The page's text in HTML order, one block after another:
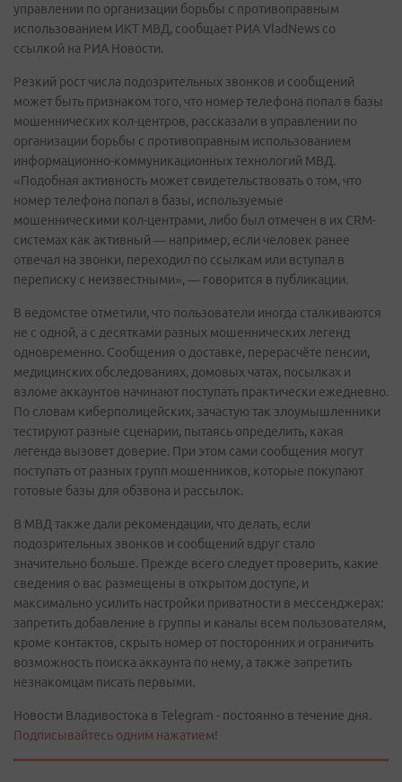
управлении по организации борьбы с противоправным
использованием ИКТ МВД, сообщает РИА VladNews со
ссылкой на РИА Новости.
Резкий рост числа подозрительных звонков и сообщений
может быть признаком того, что номер телефона попал в базы
мошеннических кол-центров, рассказали в управлении по
организации борьбы с противоправным использованием
информационно-коммуникационных технологий МВД.
«Подобная активность может свидетельствовать о том, что
номер телефона попал в базы, используемые
мошенническими кол-центрами, либо был отмечен в их CRM-
системах как активный — например, если человек ранее
отвечал на звонки, переходил по ссылкам или вступал в
переписку с неизвестными», — говорится в публикации.
В ведомстве отметили, что пользователи иногда сталкиваются
не с одной, а с десятками разных мошеннических легенд
одновременно. Сообщения о доставке, перерасчёте пенсии,
медицинских обследованиях, домовых чатах, посылках и
взломе аккаунтов начинают поступать практически ежедневно.
По словам киберполицейских, зачастую так злоумышленники
тестируют разные сценарии, пытаясь определить, какая
легенда вызовет доверие. При этом сами сообщения могут
поступать от разных групп мошенников, которые покупают
готовые базы для обзвона и рассылок.
В МВД также дали рекомендации, что делать, если
подозрительных звонков и сообщений вдруг стало
значительно больше. Прежде всего следует проверить, какие
сведения о вас размещены в открытом доступе, и
максимально усилить настройки приватности в мессенджерах:
запретить добавление в группы и каналы всем пользователям,
кроме контактов, скрыть номер от посторонних и ограничить
возможность поиска аккаунта по нему, а также запретить
незнакомцам писать первыми.
Новости Владивостока в Telegram - постоянно в течение дня.
Подписывайтесь одним нажатием!